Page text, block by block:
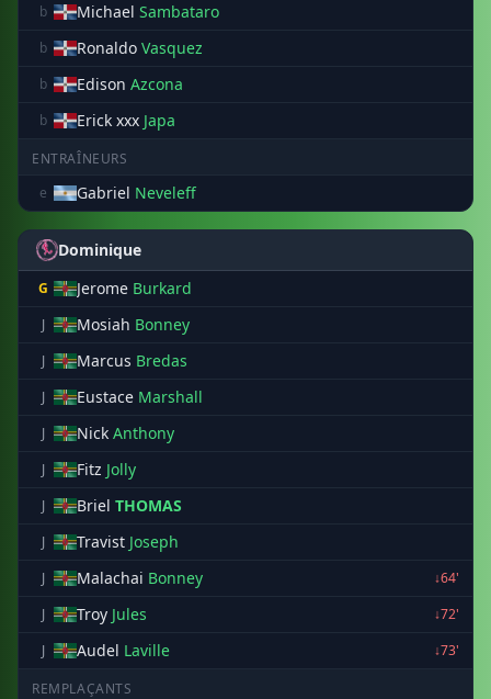
b Michael Sambataro
b Ronaldo Vasquez
b Edison Azcona
b Erick xxx Japa
ENTRAÎNEURS
e
Gabriel Neveleff
Dominique
G Jerome Burkard
J Mosiah Bonney
J Marcus Bredas
J Eustace Marshall
J Nick Anthony
J Fitz Jolly
J Briel THOMAS
J Travist Joseph
J Malachai Bonney
↓64'
J
Troy Jules
↓72'
J
Audel Laville ↓73'
REMPLAÇANTS